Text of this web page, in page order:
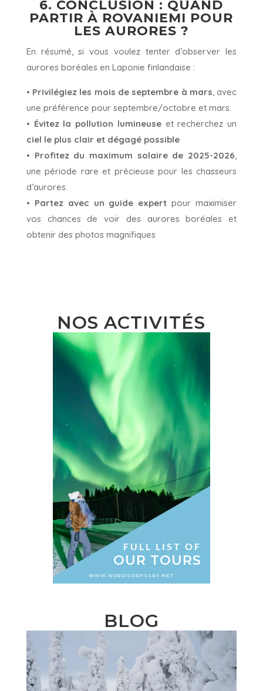
6. CONCLUSION : QUAND
PARTIR À ROVANIEMI POUR
LES AURORES ?
En résumé, si vous voulez tenter d’observer les
aurores boréales en Laponie finlandaise :
• Privilégiez les mois de septembre à mars, avec
une préférence pour septembre/octobre et mars.
• Évitez la pollution lumineuseet recherchez un
ciel le plus clair et dégagé possible
• Profitez du maximum solaire de 2025-2026,
une période rare et précieuse pour les chasseurs
d’aurores.
• Partez avec un guide expert pour maximiser
vos chances de voir des aurores boréales et
obtenir des photos magnifiques
NOS ACTIVITÉS
FULL LIST OF
OUR TOURS
WWW.NORDICODYSSEY.NET
BLOG